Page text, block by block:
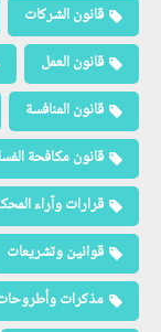
قانون الشركات
قانون العمل
قانون المنافسة
قانون مكافحة
قرارات وآراء
قوانين وتشريعات
مذكرات